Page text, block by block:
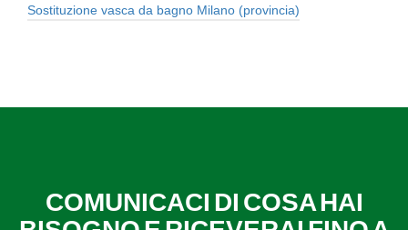
Sostituzione vasca da bagno Milano (provincia)
COMUNICACI DI COSA HAI